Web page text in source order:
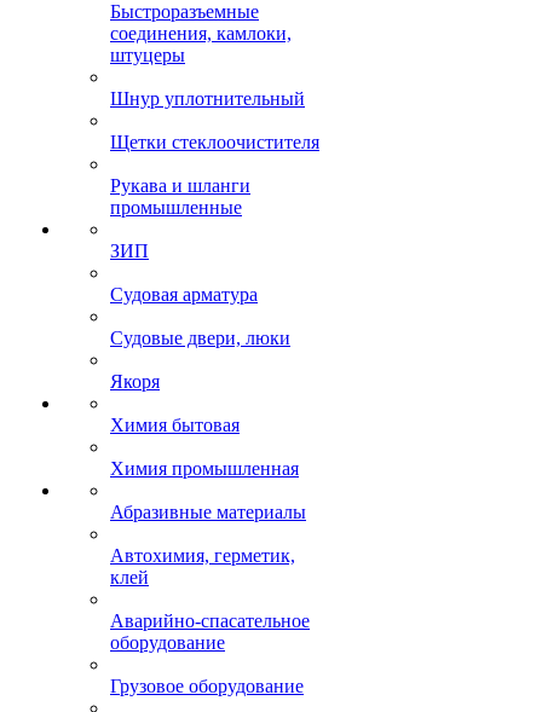
Быстроразъемные
соединения, камлоки,
штуцеры
Шнур уплотнительный
Щетки стеклоочистителя
Рукава и шланги
промышленные
ЗИП
Судовая арматура
Судовые двери, люки
Якоря
Химия бытовая
Химия промышленная
Абразивные материалы
Автохимия, герметик,
клей
Аварийно-спасательное
оборудование
Грузовое оборудование